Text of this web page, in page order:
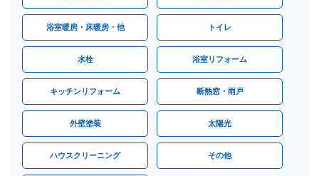
浴室暖房・床暖房・他 トイレ
水栓 浴室リフォーム
キッチンリフォーム 断熱窓・雨戸
外壁塗装 太陽光
ハウスクリーニング その他